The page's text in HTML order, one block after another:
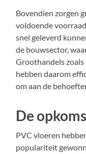
Bovendien zorgen
voldoende
snel geleverd
de bouwsector,
Groothandels zoals
hebben daarom
om aan de
De
PVC vloeren
populariteit